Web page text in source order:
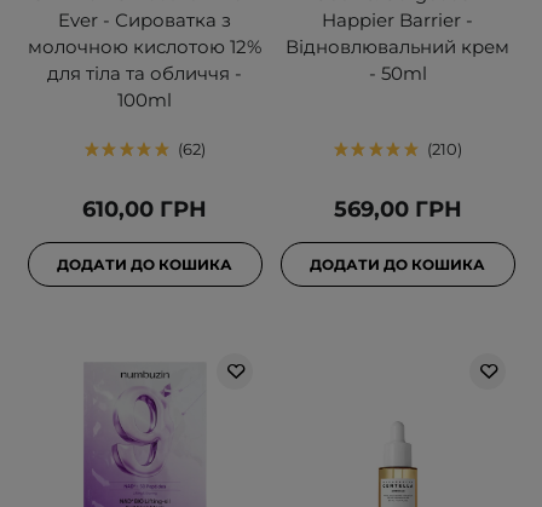
Ever - Сироватка з
молочною кислотою 12%
для тіла та обличчя -
100ml
62
610,00 ГРН
ДОДАТИ ДО КОШИКА
Happier Barrier -
Відновлювальний крем
- 50ml
210
569,00 ГРН
ДОДАТИ ДО КОШИКА